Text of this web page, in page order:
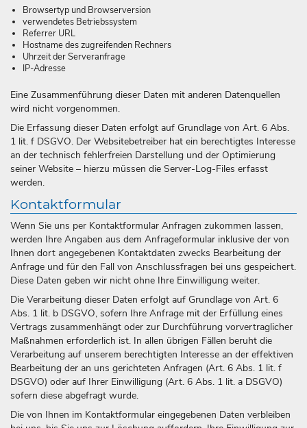
Browsertyp und Browserversion
verwendetes Betriebssystem
Referrer URL
Hostname des zugreifenden Rechners
Uhrzeit der Serveranfrage
IP-Adresse
Eine Zusammenführung dieser Daten mit anderen Datenquellen
wird nicht vorgenommen.
Die Erfassung dieser Daten erfolgt auf Grundlage von Art. 6 Abs.
1 lit. f DSGVO. Der Websitebetreiber hat ein berechtigtes Interesse
an der technisch fehlerfreien Darstellung und der Optimierung
seiner Website – hierzu müssen die Server-Log-Files erfasst
werden.
Kontaktformular
Wenn Sie uns per Kontaktformular Anfragen zukommen lassen,
werden Ihre Angaben aus dem Anfrageformular inklusive der von
Ihnen dort angegebenen Kontaktdaten zwecks Bearbeitung der
Anfrage und für den Fall von Anschlussfragen bei uns gespeichert.
Diese Daten geben wir nicht ohne Ihre Einwilligung weiter.
Die Verarbeitung dieser Daten erfolgt auf Grundlage von Art. 6
Abs. 1 lit. b DSGVO, sofern Ihre Anfrage mit der Erfüllung eines
Vertrags zusammenhängt oder zur Durchführung vorvertraglicher
Maßnahmen erforderlich ist. In allen übrigen Fällen beruht die
Verarbeitung auf unserem berechtigten Interesse an der effektiven
Bearbeitung der an uns gerichteten Anfragen (Art. 6 Abs. 1 lit. f
DSGVO) oder auf Ihrer Einwilligung (Art. 6 Abs. 1 lit. a DSGVO)
sofern diese abgefragt wurde.
Die von Ihnen im Kontaktformular eingegebenen Daten verbleiben